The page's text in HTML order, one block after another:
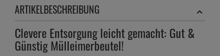
ARTIKELBESCHREIBUNG
Clevere Entsorgung leicht gemacht: Gut &
Günstig Mülleimerbeutel!